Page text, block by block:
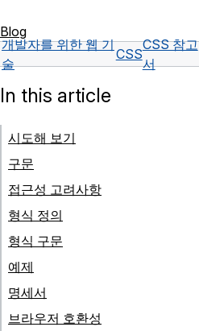
Blog
개발자를 위한 웹 기
술
CSS
CSS 참고
서
In this article
시도해 보기
구문
접근성 고려사항
형식 정의
형식 구문
예제
명세서
브라우저 호환성